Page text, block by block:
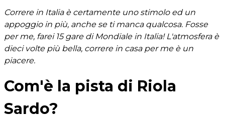
Correre in Italia è certamente uno stimolo ed un
appoggio in più, anche se ti manca qualcosa. Fosse
per me, farei 15 gare di Mondiale in Italia! L'atmosfera è
dieci volte più bella, correre in casa per me è un
piacere.
Com'è la pista di Riola
Sardo?